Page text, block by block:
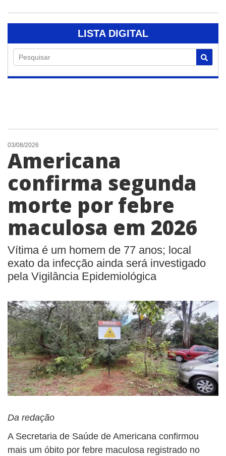
LISTA DIGITAL
Pesquisar
03/08/2026
Americana
confirma segunda
morte por febre
maculosa em 2026
Vítima é um homem de 77 anos; local
exato da infecção ainda será investigado
pela Vigilância Epidemiológica
Da redação
A Secretaria de Saúde de Americana confirmou
mais um óbito por febre maculosa registrado no